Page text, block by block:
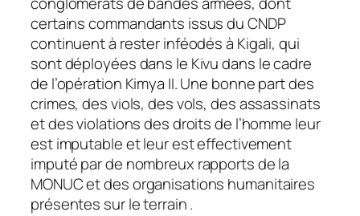
certains commandants issus du CNDP
continuent à rester inféodés à Kigali, qui
sont déployées dans le Kivu dans le cadre
de l’opération Kimya II. Une bonne part des
crimes, des viols, des vols, des assassinats
et des violations des droits de l’homme leur
est imputable et leur est effectivement
imputé par de nombreux rapports de la
MONUC et des organisations humanitaires
présentes sur le terrain .